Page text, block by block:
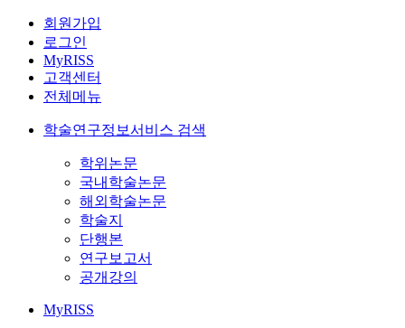
회원가입
로그인
MyRISS
고객센터
전체메뉴
학술연구정보서비스 검색
학위논문
국내학술논문
해외학술논문
학술지
단행본
연구보고서
공개강의
MyRISS